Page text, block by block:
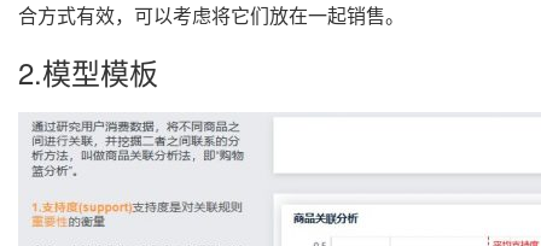
合方式有效，可以考虑将它们放在一起销售。
2.模型模板